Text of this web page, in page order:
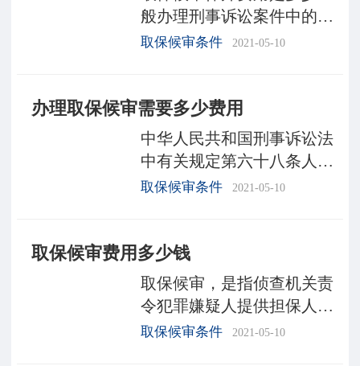
般办理刑事诉讼案件中的申
请取保候审是3000～10000元
响力、专业度的不同，收费
也不同。取保候审的条件
取保候审条件 2021-05-10
办理取保候审需要多少费用
中华人民共和国刑事诉讼法
中有关规定第六十八条人民
法院、人民检察院和公安机
嫌疑人、被告人提出保证人
或者交纳保证金。取
取保候审条件 2021-05-10
取保候审费用多少钱
取保候审，是指侦查机关责
令犯罪嫌疑人提供担保人或
交纳保证金并出具保证书，
取保候审条件 2021-05-10